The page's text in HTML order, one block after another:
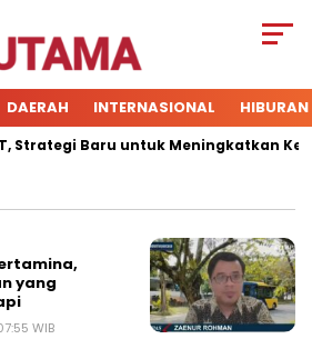
DAERAH INTERNASIONAL HIBURAN
Baru untuk Meningkatkan
yang
WIB